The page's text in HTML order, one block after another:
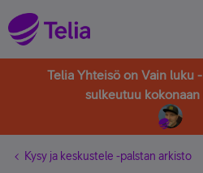
Telia Yhteisö on Vain luku
sulkeutuu kokonaan
Kysy ja keskustele -palstan arkisto